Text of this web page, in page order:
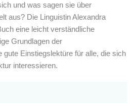
und was sagen sie über
aus? Die Linguistin Alexandra
eine leicht verständliche
Grundlagen der
gute Einstiegslektüre für alle, die sich
interessieren.